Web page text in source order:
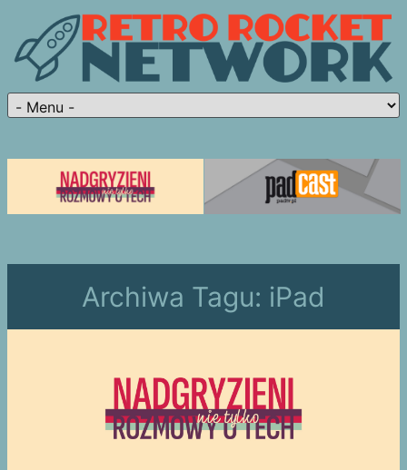
Archiwa Tagu: iPad